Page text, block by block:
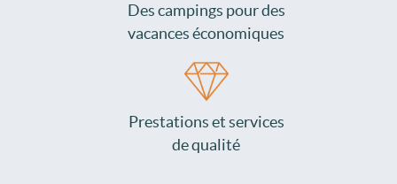
Des campings pour des
vacances économiques
Prestations et services
de qualité